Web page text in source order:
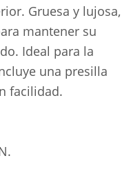
Gruesa y lujosa,
mantener su
Ideal para la
una presilla
facilidad.